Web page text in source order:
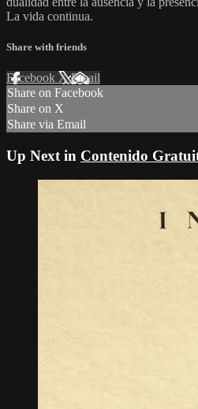
La vida continua.
Share with friends
Facebook XEmail
Share on Facebook
Share on X
Share via Email
Up Next in Contenido